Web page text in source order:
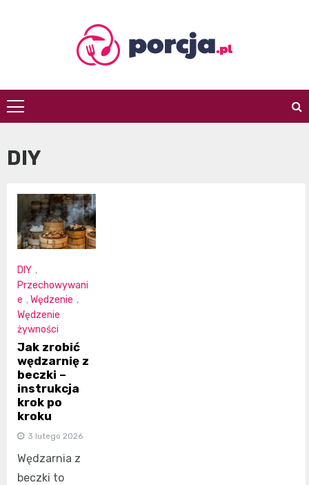
porcja.pl
DIY
DIY ,
Przechowywani
e ,Wędzenie ,
Wędzenie
żywności
Jak zrobić
wędzarnię z
beczki –
instrukcja
krok po
kroku
3 lutego 2026
Wędzarnia z
beczki to